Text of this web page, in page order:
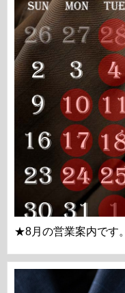
★8月の営業案内です。